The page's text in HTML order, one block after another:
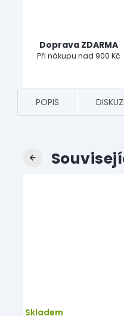
Doprava ZDARMA
Při nákupu nad 900 Kč
POPIS
Previous